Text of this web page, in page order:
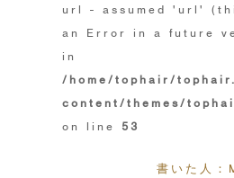
url - assumed 'url'
an Error in a future
in
/home/tophair/
content/themes/
on line 53
書いた人：